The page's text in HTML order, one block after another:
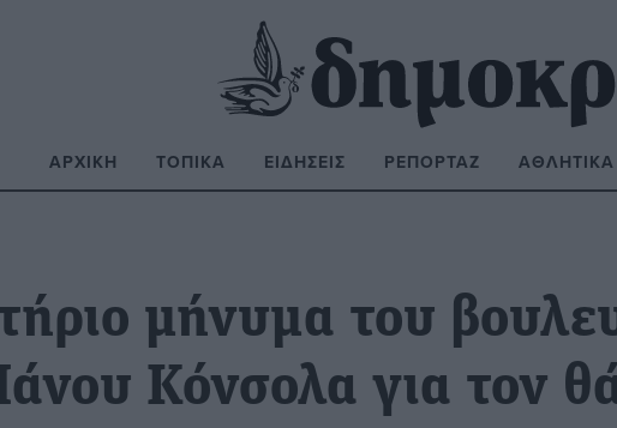
ΑΡΧΙΚΉ ΤΟΠΙΚΆ ΕΙΔΉΣΕΙΣ ΡΕΠΟΡΤΆΖ ΑΘΛΗΤΙΚΆ
μήνυμα του
Κόνσολα για τον